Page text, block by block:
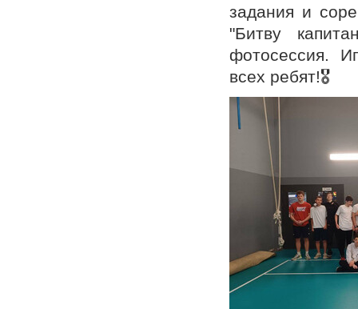
задания и
"Битву
фотосессия.
всех ребят!🎖